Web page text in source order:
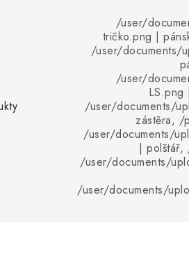
/user/
tričko.png |
/user/documents/
/user/
/user/documents/
zástěra, /
/user/documents/
| polštář,
/user/documents/
/user/documents/